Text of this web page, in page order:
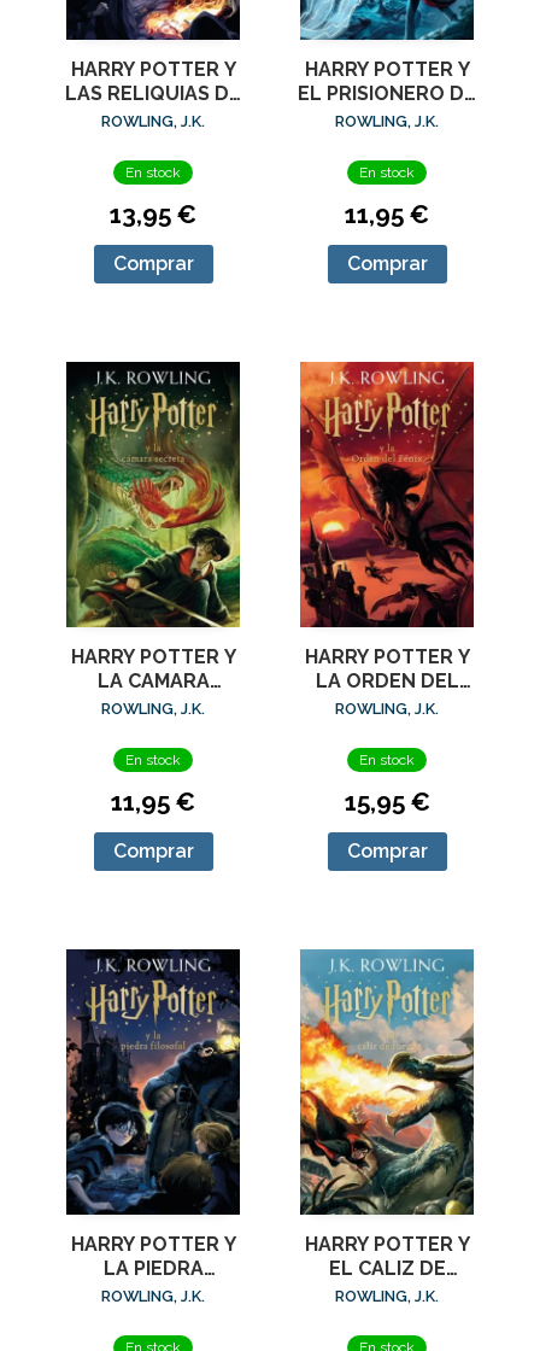
HARRY POTTER Y
LAS RELIQUIAS DE
LA MUERTE (HARRY
ROWLING, J.K.
En stock
13,95 €
Comprar
HARRY POTTER Y
EL PRISIONERO DE
AZKABAN (HARRY
ROWLING, J.K.
En stock
11,95 €
Comprar
HARRY POTTER Y
LA CAMARA
SECRETA (HARRY
CON
ROWLING, J.K.
En stock
11,95 €
Comprar
HARRY POTTER Y
LA ORDEN DEL
FENIX (HARRY
CON
ROWLING, J.K.
En stock
15,95 €
Comprar
HARRY POTTER Y
LA PIEDRA
FILOSOFAL (HARRY
CO
ROWLING, J.K.
En stock
HARRY POTTER Y
EL CALIZ DE
FUEGO (HARRY
CON
ROWLING, J.K.
En stock